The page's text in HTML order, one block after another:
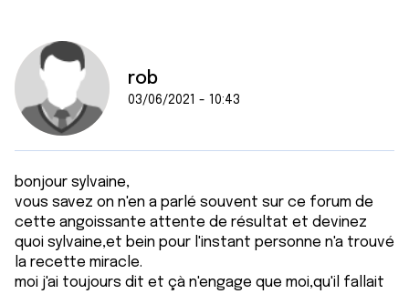
rob
03/06/2021 - 10:43
bonjour sylvaine,
vous savez on n'en a parlé souvent sur ce forum de
cette angoissante attente de résultat et devinez
quoi sylvaine,et bein pour l'instant personne n'a trouvé
la recette miracle.
moi j'ai toujours dit et çà n'engage que moi,qu'il fallait